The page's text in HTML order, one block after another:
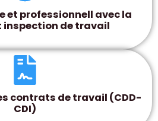
et professionnell avec la
inspection de travail
contrats de travail (CDD-
CDI)